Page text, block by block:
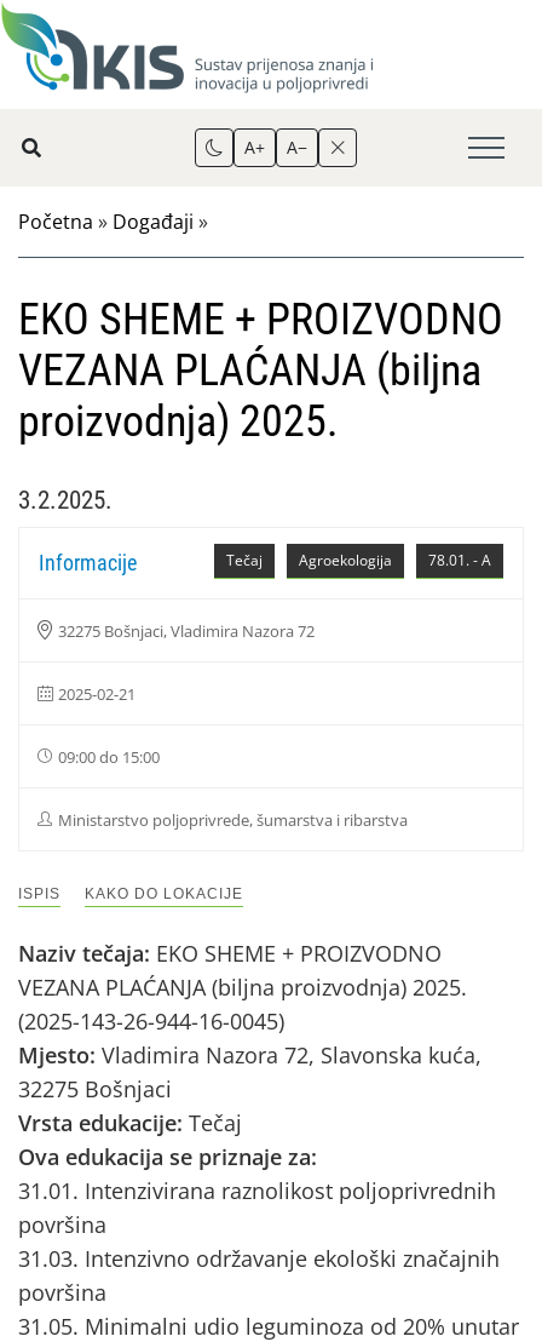
A+ A−
Početna » Događaji »
EKO SHEME + PROIZVODNO
VEZANA PLAĆANJA (biljna
proizvodnja) 2025.
3.2.2025.
78.01. - A
Agroekologija
Tečaj
Informacije
32275 Bošnjaci, Vladimira Nazora 72
2025-02-21
09:00 do 15:00
Ministarstvo poljoprivrede, šumarstva i ribarstva
ISPIS KAKO DO LOKACIJE
Naziv tečaja: EKO SHEME + PROIZVODNO
VEZANA PLAĆANJA (biljna proizvodnja) 2025.
(2025-143-26-944-16-0045)
Mjesto: Vladimira Nazora 72, Slavonska kuća,
32275 Bošnjaci
Vrsta edukacije: Tečaj
Ova edukacija se priznaje za:
31.01. Intenzivirana raznolikost poljoprivrednih
površina
31.03. Intenzivno održavanje ekološki značajnih
površina
31.05. Minimalni udio leguminoza od 20% unutar